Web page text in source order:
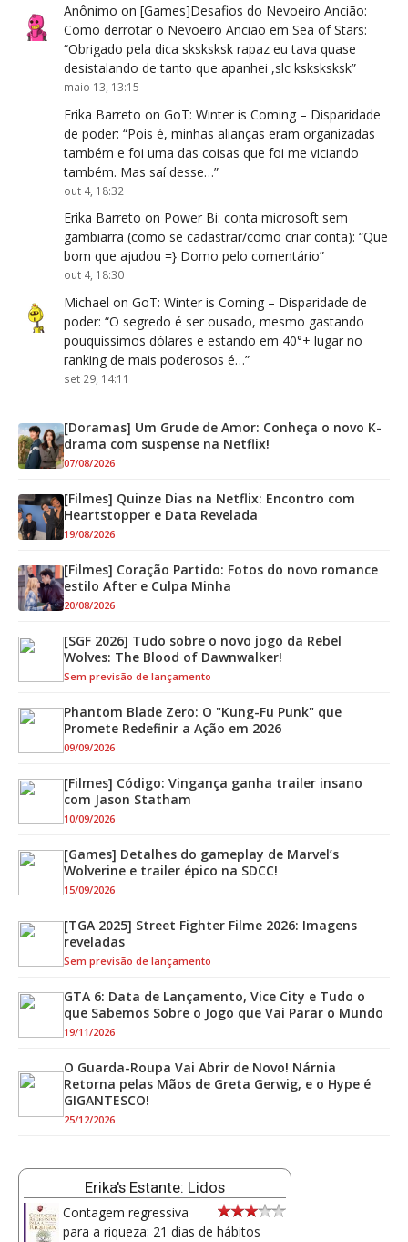
Anônimo on [Games]Desafios do Nevoeiro Ancião:
Como derrotar o Nevoeiro Ancião em Sea of Stars:
“Obrigado pela dica sksksksk rapaz eu tava quase
desistalando de tanto que apanhei ,slc ksksksksk”
maio 13, 13:15
Erika Barreto on GoT: Winter is Coming – Disparidade
de poder: “Pois é, minhas alianças eram organizadas
também e foi uma das coisas que foi me viciando
também. Mas saí desse…”
out 4, 18:32
Erika Barreto on Power Bi: conta microsoft sem
gambiarra (como se cadastrar/como criar conta): “Que
bom que ajudou =} Domo pelo comentário”
out 4, 18:30
Michael on GoT: Winter is Coming – Disparidade de
poder: “O segredo é ser ousado, mesmo gastando
pouquissimos dólares e estando em 40°+ lugar no
ranking de mais poderosos é…”
set 29, 14:11
[Doramas] Um Grude de Amor: Conheça o novo K-
drama com suspense na Netflix!
07/08/2026
[Filmes] Quinze Dias na Netflix: Encontro com
Heartstopper e Data Revelada
19/08/2026
[Filmes] Coração Partido: Fotos do novo romance
estilo After e Culpa Minha
20/08/2026
[SGF 2026] Tudo sobre o novo jogo da Rebel
Wolves: The Blood of Dawnwalker!
Sem previsão de lançamento
Phantom Blade Zero: O "Kung-Fu Punk" que
Promete Redefinir a Ação em 2026
09/09/2026
[Filmes] Código: Vingança ganha trailer insano
com Jason Statham
10/09/2026
[Games] Detalhes do gameplay de Marvel’s
Wolverine e trailer épico na SDCC!
15/09/2026
[TGA 2025] Street Fighter Filme 2026: Imagens
reveladas
Sem previsão de lançamento
GTA 6: Data de Lançamento, Vice City e Tudo o
que Sabemos Sobre o Jogo que Vai Parar o Mundo
19/11/2026
O Guarda-Roupa Vai Abrir de Novo! Nárnia
Retorna pelas Mãos de Greta Gerwig, e o Hype é
GIGANTESCO!
25/12/2026
Erika's Estante: Lidos
Contagem regressiva
para a riqueza: 21 dias de hábitos